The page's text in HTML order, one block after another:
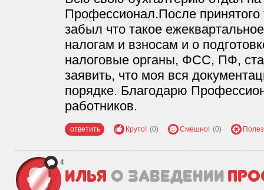
Профессионал.После
забыл что такое
налогам и взносам и о
налоговые органы, ФСС, ПФ,
заявить, что моя вся
порядке. Благодарю
работников.
ответить Круто! (0) Смешно! (0)
4
Илья о заведении